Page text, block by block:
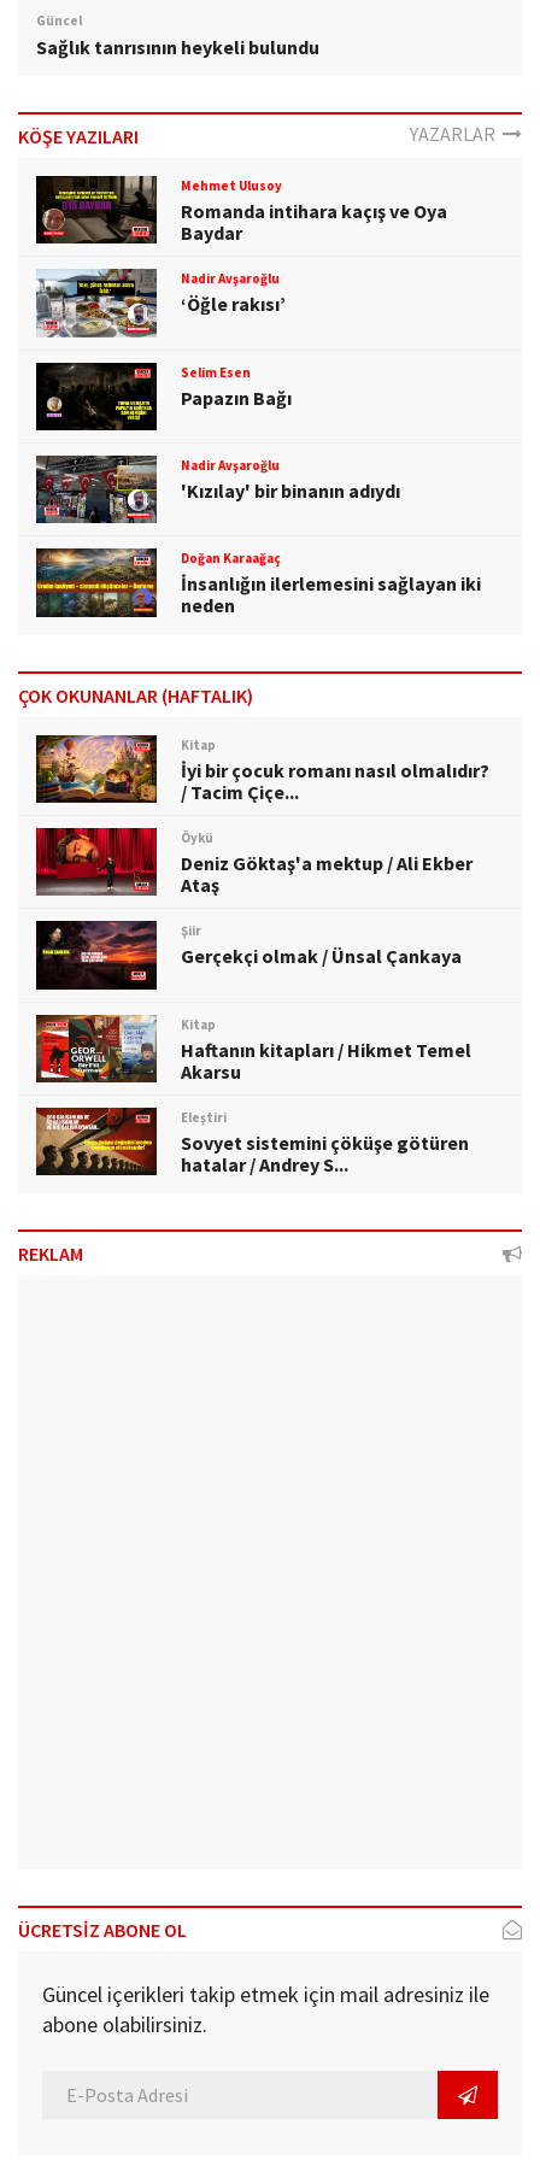
Güncel
Sağlık tanrısının heykeli bulundu
KÖŞE YAZILARI YAZARLAR
Mehmet Ulusoy
Romanda intihara kaçış ve Oya
Baydar
Nadir Avşaroğlu
‘Öğle rakısı’
Selim Esen
Papazın Bağı
Nadir Avşaroğlu
'Kızılay' bir binanın adıydı
Doğan Karaağaç
İnsanlığın ilerlemesini sağlayan iki
neden
ÇOK OKUNANLAR (HAFTALIK)
Kitap
İyi bir çocuk romanı nasıl olmalıdır?
/ Tacim Çiçe...
Öykü
Deniz Göktaş'a mektup / Ali Ekber
Ataş
Şiir
Gerçekçi olmak / Ünsal Çankaya
Kitap
Haftanın kitapları / Hikmet Temel
Akarsu
Eleştiri
Sovyet sistemini çöküşe götüren
hatalar / Andrey S...
REKLAM
ÜCRETSİZ ABONE OL
Güncel içerikleri takip etmek için mail adresiniz ile
abone olabilirsiniz.